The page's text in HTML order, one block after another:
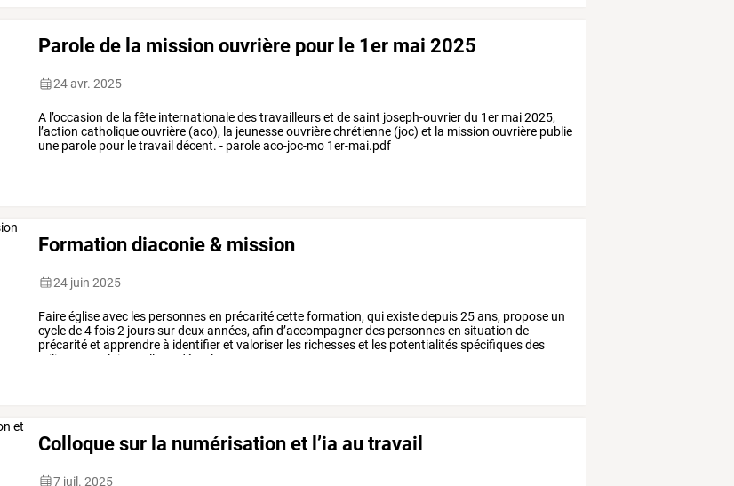
Parole de la mission ouvrière pour le 1er mai 2025
24 avr. 2025
A l’occasion de la fête internationale des travailleurs et de saint joseph-ouvrier du 1er mai 2025,
l’action catholique ouvrière (aco), la jeunesse ouvrière chrétienne (joc) et la mission ouvrière publie
une parole pour le travail décent. - parole aco-joc-mo 1er-mai.pdf
Formation diaconie & mission
24 juin 2025
Faireégliseavec les personnesen précaritécetteformation, quiexistedepuis25ans, propose un
cyclede4fois2 jourssurdeuxannées, afin d’accompagnerdes personnesen situation de
précaritéet apprendreà identifieret valoriser les richesseset les potentialitésspécifiquesdes
milieux
populaires. elle déroule
Colloque sur la numérisation et l’ia au travail
7 juil. 2025